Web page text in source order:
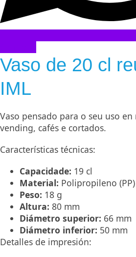
Vaso de 20 cl
IML
Vaso pensado para o seu uso
vending, cafés e cortados.
Características técnicas:
Capacidade: 19 cl
Material: Polipropileno
Peso: 18 g
Altura: 80 mm
Diámetro superior: 66 mm
Diámetro inferior: 50 mm
Detalles de impresión: